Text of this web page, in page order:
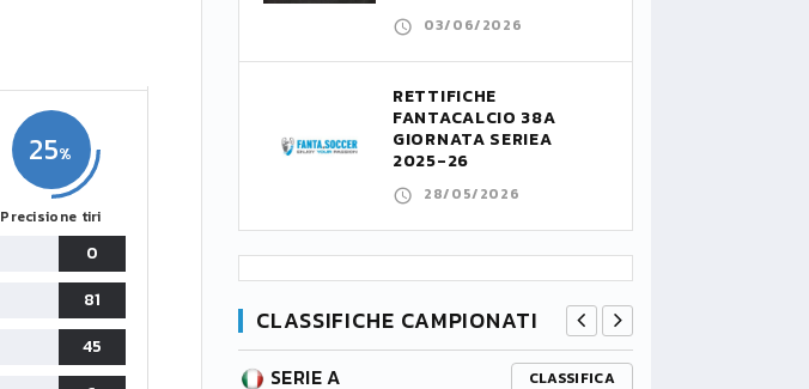
25
Precisione tiri
0
81
45
03/06/2026
RETTIFICHE
FANTACALCIO 38A
GIORNATA SERIEA
2025-26
28/05/2026
CLASSIFICHE CAMPIONATI
CLASSIFICA SERIE A CLASSIFICA